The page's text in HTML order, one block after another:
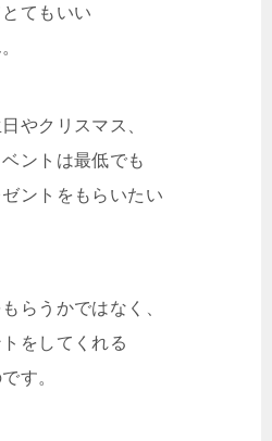
てもいい
やクリスマス、
ントは最低でも
ントをもらいたい
らうかではなく、
をしてくれる
す。